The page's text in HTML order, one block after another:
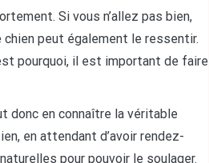
Si vous n’allez pas bien,
peut également le ressentir.
pourquoi, il est important de faire
donc en connaître la véritable
en attendant d’avoir rendez-
pour pouvoir le soulager.